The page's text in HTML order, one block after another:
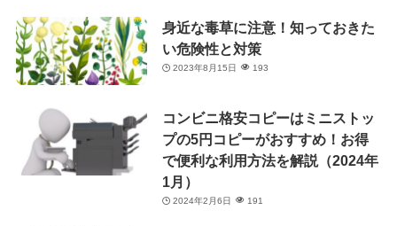
身近な毒草に注意！知っておきた
い危険性と対策
2023年8月15日 193
コンビニ格安コピーはミニストッ
プの5円コピーがおすすめ！お得
で便利な利用方法を解説（2024年
1月）
2024年2月6日 191